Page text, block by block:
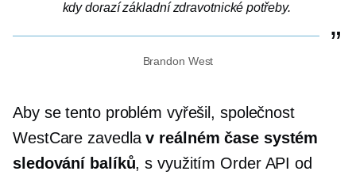
kdy dorazí základní zdravotnické potřeby.
Brandon West
Aby se tento problém vyřešil, společnost
WestCare zavedlav reálném časesystém
sledování balíků, s využitím Order API od